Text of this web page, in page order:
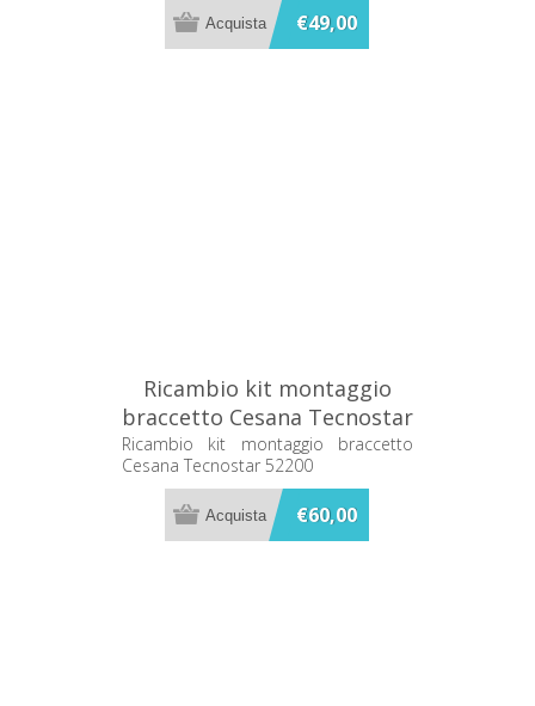
€49,00
Ricambio kit montaggio
braccetto Cesana Tecnostar
52200
Ricambio kit montaggio braccetto
Cesana Tecnostar 52200
€60,00